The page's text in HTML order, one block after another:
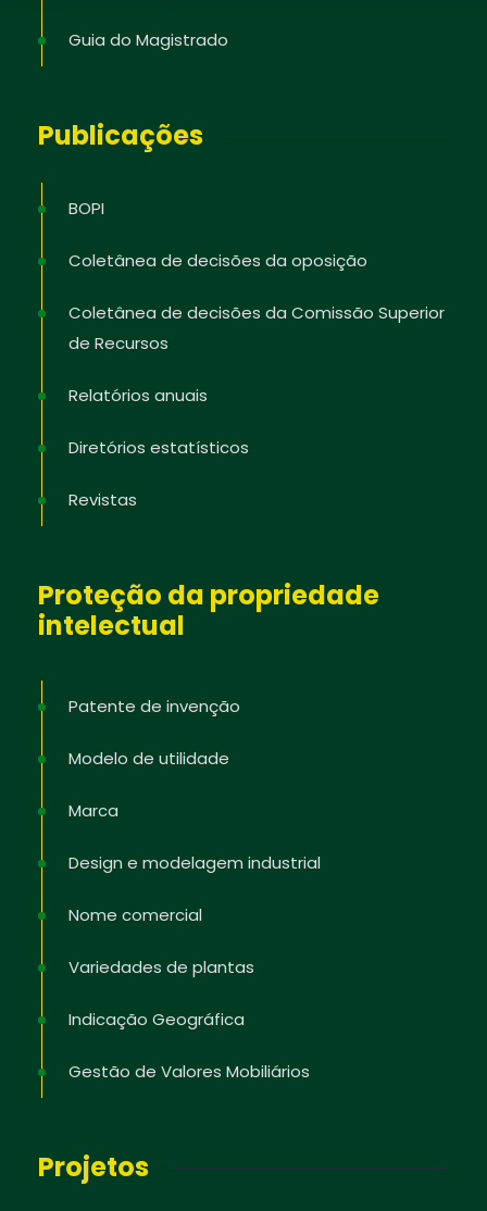
Guia do Magistrado
Publicações
BOPI
Coletânea de decisões da oposição
Coletânea de decisões da Comissão Superior
de Recursos
Relatórios anuais
Diretórios estatísticos
Revistas
Proteção da propriedade
intelectual
Patente de invenção
Modelo de utilidade
Marca
Design e modelagem industrial
Nome comercial
Variedades de plantas
Indicação Geográfica
Gestão de Valores Mobiliários
Projetos